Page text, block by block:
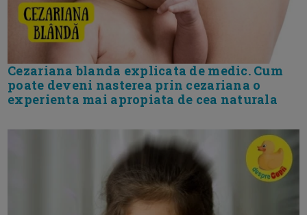
Cezariana blanda explicata de medic. Cum
poate deveni nasterea prin cezariana o
experienta mai apropiata de cea naturala